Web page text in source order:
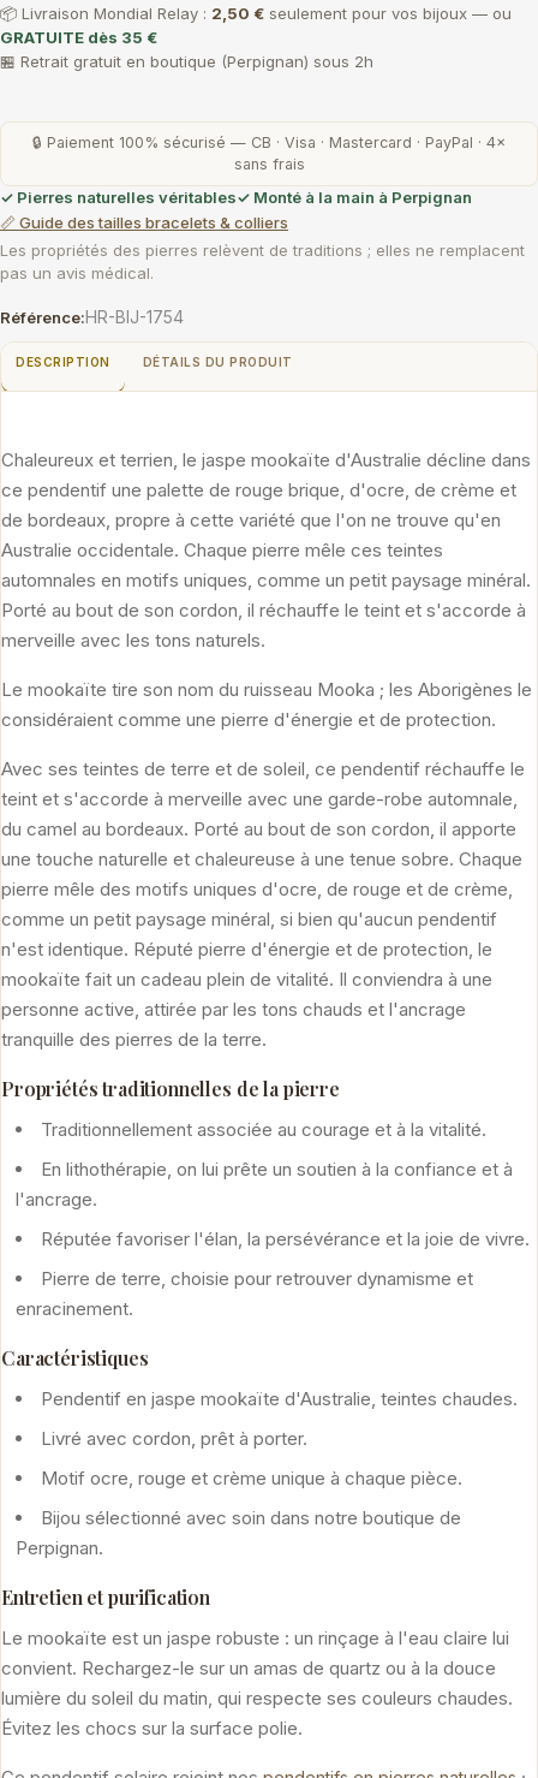
📦 Livraison Mondial Relay : 2,50 € seulement pour vos bijoux — ou
GRATUITE dès 35 €
🏪 Retrait gratuit en boutique (Perpignan) sous 2h
🔒 Paiement 100% sécurisé — CB · Visa · Mastercard · PayPal · 4×
sans frais
✓ Pierres naturelles véritables✓ Monté à la main à Perpignan
📏 Guide des tailles bracelets & colliers
Les propriétés des pierres relèvent de traditions ; elles ne remplacent
pas un avis médical.
Référence:HR-BIJ-1754
DESCRIPTION DÉTAILS DU PRODUIT
Chaleureux et terrien, le jaspe mookaïte d'Australie décline dans
ce pendentif une palette de rouge brique, d'ocre, de crème et
de bordeaux, propre à cette variété que l'on ne trouve qu'en
Australie occidentale. Chaque pierre mêle ces teintes
automnales en motifs uniques, comme un petit paysage minéral.
Porté au bout de son cordon, il réchauffe le teint et s'accorde à
merveille avec les tons naturels.
Le mookaïte tire son nom du ruisseau Mooka ; les Aborigènes le
considéraient comme une pierre d'énergie et de protection.
Avec ses teintes de terre et de soleil, ce pendentif réchauffe le
teint et s'accorde à merveille avec une garde-robe automnale,
du camel au bordeaux. Porté au bout de son cordon, il apporte
une touche naturelle et chaleureuse à une tenue sobre. Chaque
pierre mêle des motifs uniques d'ocre, de rouge et de crème,
comme un petit paysage minéral, si bien qu'aucun pendentif
n'est identique. Réputé pierre d'énergie et de protection, le
mookaïte fait un cadeau plein de vitalité. Il conviendra à une
personne active, attirée par les tons chauds et l'ancrage
tranquille des pierres de la terre.
Propriétés traditionnelles de la pierre
Traditionnellement associée au courage et à la vitalité.
En lithothérapie, on lui prête un soutien à la confiance et à
l'ancrage.
Réputée favoriser l'élan, la persévérance et la joie de vivre.
Pierre de terre, choisie pour retrouver dynamisme et
enracinement.
Caractéristiques
Pendentif en jaspe mookaïte d'Australie, teintes chaudes.
Livré avec cordon, prêt à porter.
Motif ocre, rouge et crème unique à chaque pièce.
Bijou sélectionné avec soin dans notre boutique de
Perpignan.
Entretien et purification
Le mookaïte est un jaspe robuste : un rinçage à l'eau claire lui
convient. Rechargez-le sur un amas de quartz ou à la douce
lumière du soleil du matin, qui respecte ses couleurs chaudes.
Évitez les chocs sur la surface polie.